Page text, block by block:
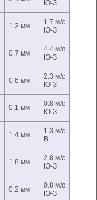
Ю-З
1.2 мм
1.7 м/с
Ю-З
0.7 мм
4.4 м/с
Ю-З
0.6 мм
2.3 м/с
Ю-З
0.1 мм
0.8 м/с
Ю-З
1.4 мм
1.3 м/с
В
1.8 мм
2.8 м/с
Ю-З
0.2 мм
0.8 м/с
Ю-З